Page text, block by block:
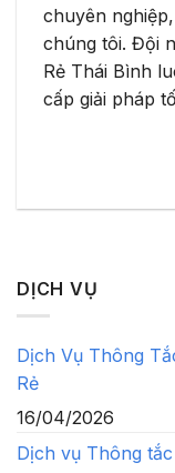
chuyên
chúng tôi. Đội
Rẻ Thái Bình
cấp giải pháp
DỊCH VỤ
Dịch Vụ Thông
Rẻ
16/04/2026
Dịch vụ Thông